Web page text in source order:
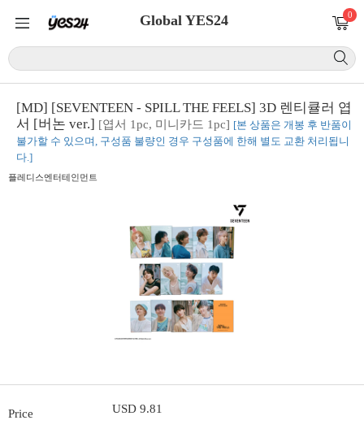
Global YES24 0
[MD] [SEVENTEEN - SPILL THE FEELS] 3D 렌티큘러 엽
서 [버논 ver.] [엽서 1pc, 미니카드 1pc] [본 상품은 개봉 후 반품이
불가할 수 있으며, 구성품 불량인 경우 구성품에 한해 별도 교환 처리됩니
다.]
플레디스엔터테인먼트
Price USD 9.81